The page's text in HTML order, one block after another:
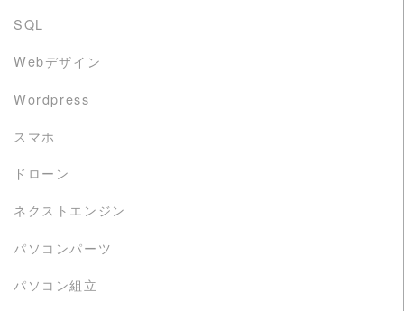
SQL
Webデザイン
Wordpress
スマホ
ドローン
ネクストエンジン
パソコンパーツ
パソコン組立